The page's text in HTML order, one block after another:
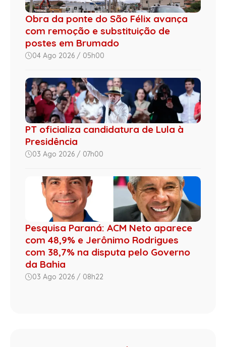
Obra da ponte do São Félix avança
com remoção e substituição de
postes em Brumado
04 Ago 2026 / 05h00
PT oficializa candidatura de Lula à
Presidência
03 Ago 2026 / 07h00
Pesquisa Paraná: ACM Neto aparece
com 48,9% e Jerônimo Rodrigues
com 38,7% na disputa pelo Governo
da Bahia
03 Ago 2026 / 08h22